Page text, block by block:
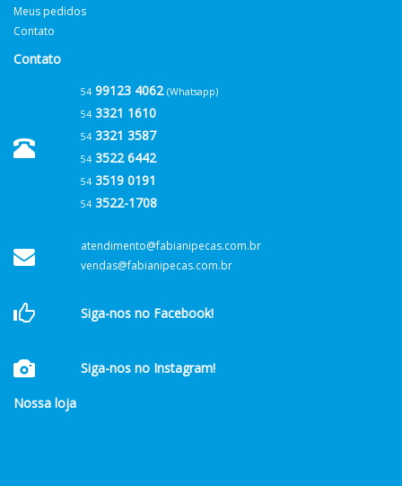
Meus pedidos
Contato
Contato
5499123 4062 (Whatsapp)
543321 1610
543321 3587
543522 6442
543519 0191
543522-1708
atendimento@fabianipecas.com.br
vendas@fabianipecas.com.br
Siga-nos no Facebook!
Siga-nos no Instagram!
Nossa loja